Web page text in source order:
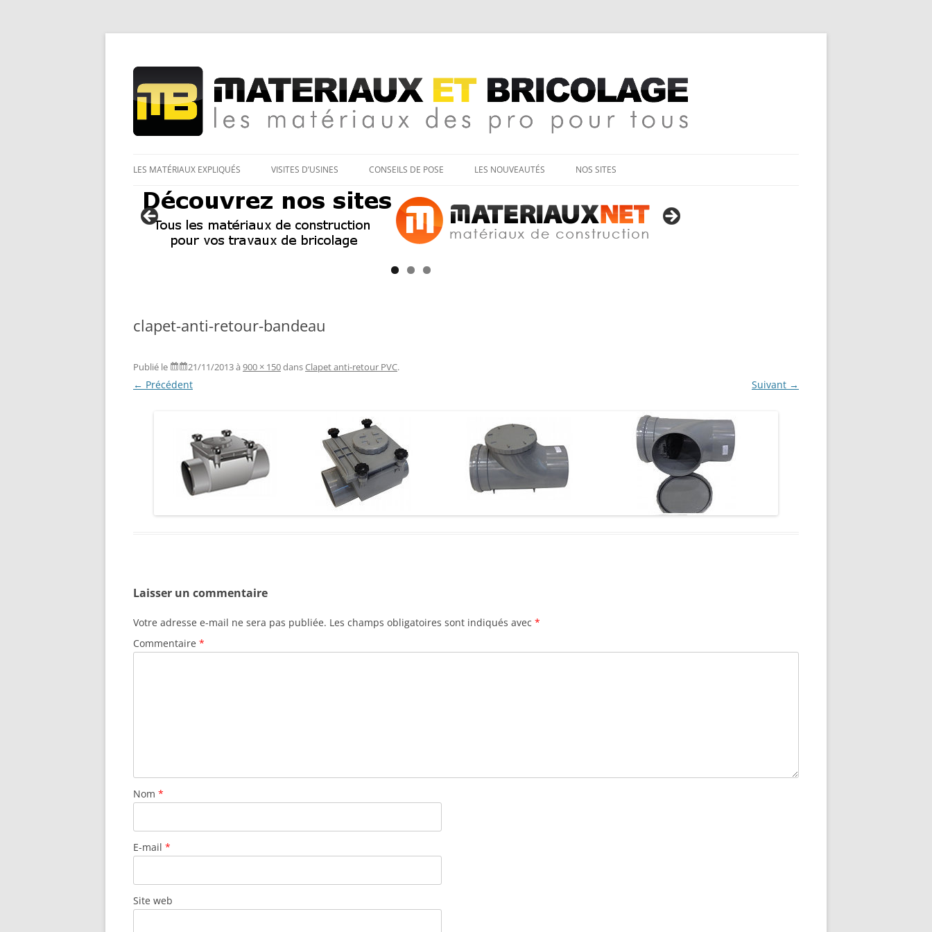
Matériaux et bricolage
au
LES MATÉRIAUX EXPLIQUÉS VISITES D’USINES CONSEILS DE POSE LES NOUVEAUTÉS NOS SITES
clapet-anti-retour-bandeau
Publié le 21/11/2013à 900 × 150dansClapet anti-retour PVC.
← Précédent Suivant →
Laisser un commentaire
Votre adresse e-mail ne sera pas publiée. Les champs obligatoires sont indiqués avec *
Commentaire *
Nom *
E-mail *
Site web